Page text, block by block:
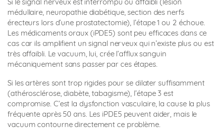
médullaire, neuropathie diabétique, section des nerfs
érecteurs lors d’une prostatectomie), l’étape 1 ou 2 échoue.
Les médicaments oraux (iPDE5) sont peu efficaces dans ce
cas car ils amplifient un signal nerveux qui n’existe plus ou est
très affaibli. Le vacuum, lui, crée l’afflux sanguin
mécaniquement sans passer par ces étapes.
Si les artères sont trop rigides pour se dilater suffisamment
(athérosclérose, diabète, tabagisme), l’étape 3 est
compromise. C’est la dysfonction vasculaire, la cause la plus
fréquente après 50 ans. Les iPDE5 peuvent aider, mais le
vacuum contourne directement ce problème.